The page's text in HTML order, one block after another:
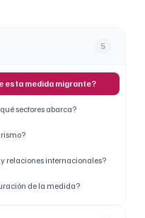
5
esta medida migrante?
sectores abarca?
relaciones internacionales?
de la medida?